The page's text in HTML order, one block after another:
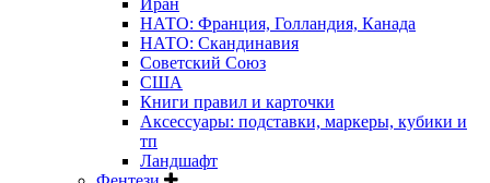
Иран
НАТО: Франция, Голландия, Канада
НАТО: Скандинавия
Советский Союз
США
Книги правил и карточки
Аксессуары: подставки, маркеры, кубики и
тп
Ландшафт